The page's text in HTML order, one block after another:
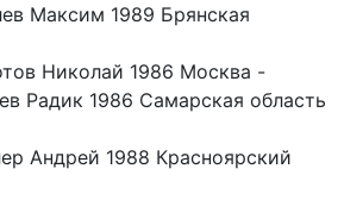
Максим 1989 Брянская
Николай 1986 Москва -
Радик 1986 Самарская область
Андрей 1988 Красноярский